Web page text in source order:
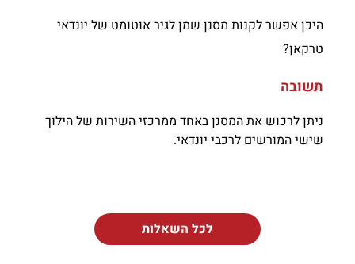
היכן אפשר לקנות מסנן שמן לגיר אוטומט של יונדאי
טרקאן?
תשובה
ניתן לרכוש את המסנן באחד ממרכזי השירות של הילוך
שישי המורשים לרכבי יונדאי.
לכל השאלות